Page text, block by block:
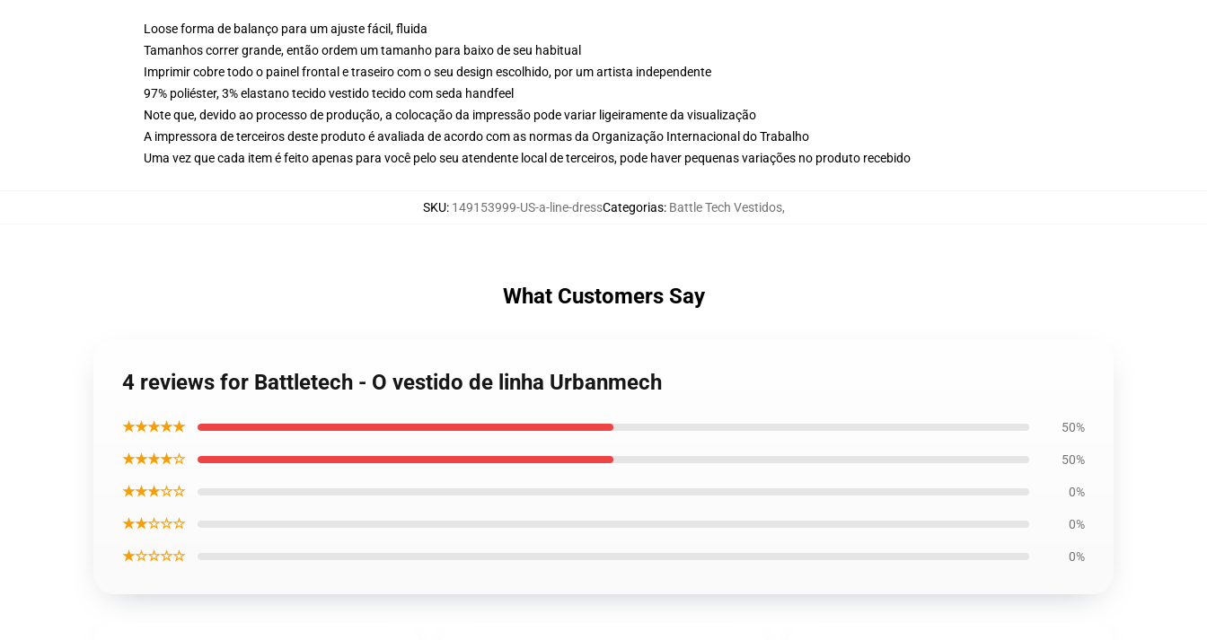
Loose forma de balanço para um ajuste fácil, fluida
Tamanhos correr grande, então ordem um tamanho para baixo de seu habitual
Imprimir cobre todo o painel frontal e traseiro com o seu design escolhido, por um artista independente
97% poliéster, 3% elastano tecido vestido tecido com seda handfeel
Note que, devido ao processo de produção, a colocação da impressão pode variar ligeiramente da visualização
A impressora de terceiros deste produto é avaliada de acordo com as normas da Organização Internacional do Trabalho
Uma vez que cada item é feito apenas para você pelo seu atendente local de terceiros, pode haver pequenas variações no produto recebido
SKU: 149153999-US-a-line-dressCategorias: Battle Tech Vestidos,
What Customers Say
4 reviews for Battletech - O vestido de linha Urbanmech
★★★★★ 50%
★★★★☆ 50%
★★★☆☆ 0%
★★☆☆☆ 0%
★☆☆☆☆ 0%